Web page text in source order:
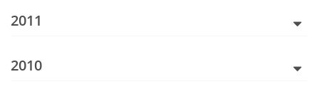
2011
2010